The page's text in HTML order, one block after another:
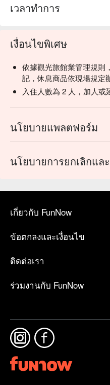
เวลาทำการ
เงื่อนไขพิเศษ
依據觀光旅館業管理規則
記，休息商品依現場規定
入住人數為 2 人，加人或
นโยบายแพลตฟอร์ม
นโยบายการยกเลิกแล
เกี่ยวกับ FunNow
ข้อตกลงและเงื่อนไข
ติดต่อเรา
ร่วมงานกับ FunNow